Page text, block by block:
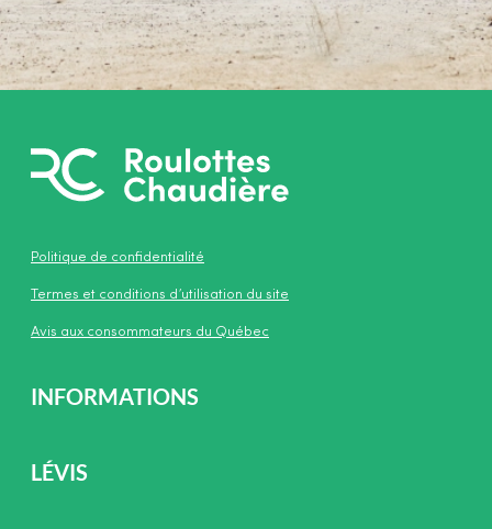
Politique de confidentialité
Termes et conditions d’utilisation du site
Avis aux consommateurs du Québec
INFORMATIONS
LÉVIS